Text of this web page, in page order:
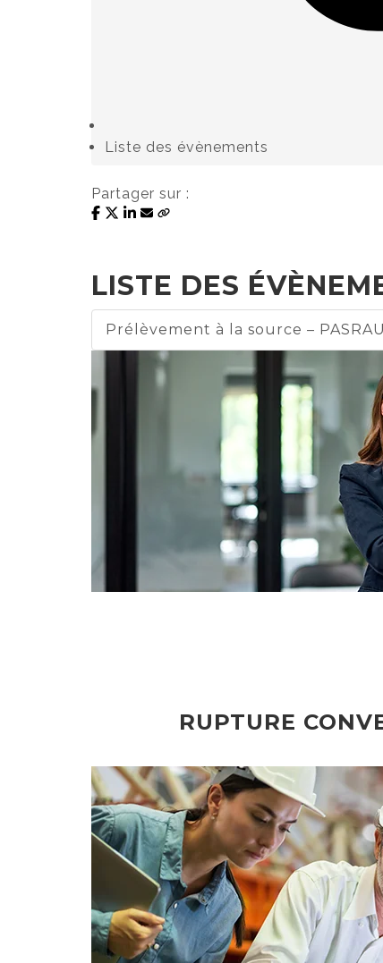
Liste des évènements
Partager sur :
LISTE DES
Prélèvement à la source – PASRAU
RUPTURE